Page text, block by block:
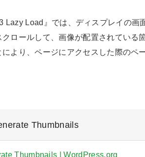
Lazy Load』では、ディスプレイの画
ロールして、画像が配置されている
により、ページにアクセスした際のペ
Thumbnails
Thumbnails | WordPress.org